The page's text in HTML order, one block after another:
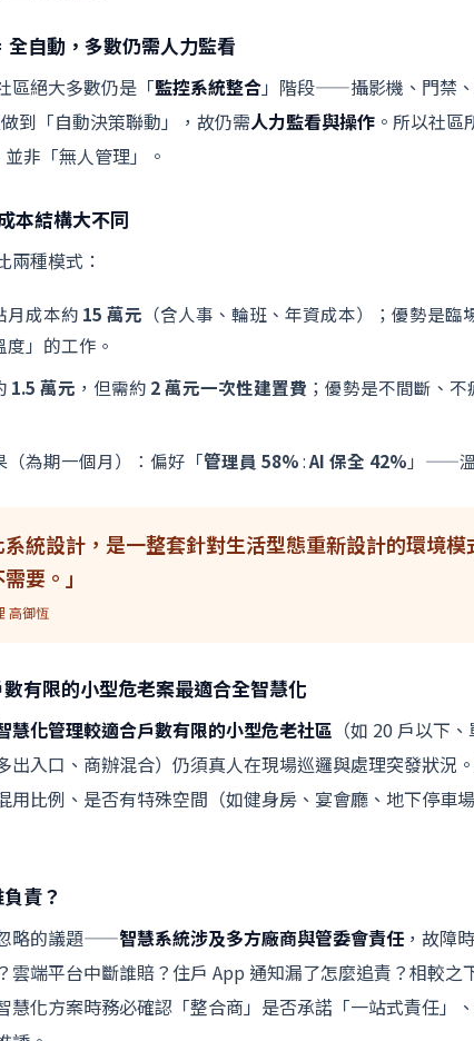
自動，多數仍需人力監看
區絕大多數仍是「監控系統整合」階段——攝影機、門禁
到「自動決策聯動」，故仍需人力監看與操作 。所以社
非「無人管理」。
本結構大不同
兩種模式：
月成本約 15 萬元 （含人事、輪班、年資成本）；優勢是
」的工作。
1.5 萬元 ，但需約 2 萬元一次性建置費 ；優勢是不間斷、
為期一個月）：偏好「管理員 58%:AI 保全 42% 」——溫
系統設計，是一整套針對生活型態重新設計的環境
要。」
高御恆
有限的小型危老案最適合全智慧化
慧化管理較適合戶數有限的小型危老社區 （如 20 戶以下
出入口、商辦混合）仍須真人在現場巡邏與處理突發狀況
用比例、是否有特殊空間（如健身房、宴會廳、地下停車
責？
略的議題——智慧系統涉及多方廠商與管委會責任，故障
雲端平台中斷誰賠？住戶 App 通知漏了怎麼追責？相較之
慧化方案時務必確認「整合商」是否承諾「一站式責任」